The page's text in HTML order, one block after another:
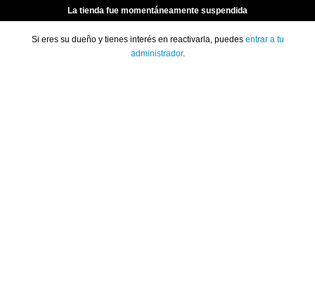
La tienda fue momentáneamente suspendida
Si eres su dueño y tienes interés en reactivarla, puedes entrar a tu
administrador.